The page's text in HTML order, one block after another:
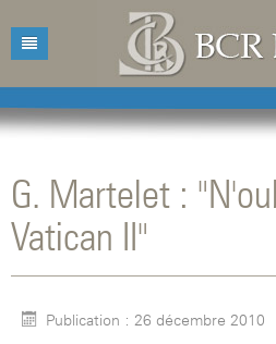
Accueil
Présentation
Horaires d'ouvertures
Mentions légales
Catalogue
Catalogue des livres
Acquisitions
Conférences
G. Martelet :
Vatican II"
Publication : 26 décembre 2010